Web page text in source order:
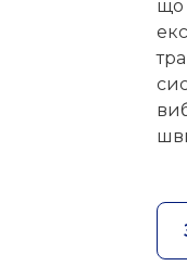
що